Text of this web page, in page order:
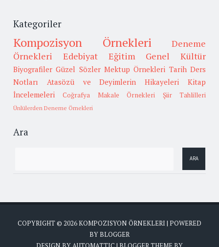
Kategoriler
Kompozisyon Örnekleri
Deneme
Örnekleri
Edebiyat Eğitim Genel Kültür
Biyografiler Güzel Sözler Mektup Örnekleri Tarih Ders
Notları
Atasözü ve Deyimlerin Hikayeleri
Kitap
İncelemeleri
Coğrafya Makale Örnekleri Şiir Tahlilleri
Ünlülerden Deneme Örnekleri
Ara
COPYRIGHT © 2026KOMPOZISYON ÖRNEKLERI | POWERED
BYBLOGGER